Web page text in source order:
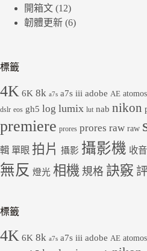
開箱文 (12)
韌體更新 (6)
標籤
4K 6K 8k a7s a7s iii adobe AE atomos
dslr eos gh5 log lumix lut nab nikon
premiere prores prores raw raw
輯 單眼 拍片 攝影 攝影機 收音
無反 燈光 相機 規格 訣竅
標籤
4K 6K 8k a7s a7s iii adobe AE atomos